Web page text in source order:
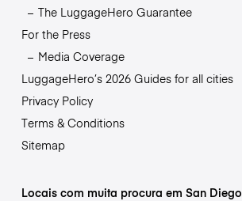
The LuggageHero Guarantee
For the Press
Media Coverage
LuggageHero’s 2026 Guides for all cities
Privacy Policy
Terms & Conditions
Sitemap
Locais com muita procura em San Diego